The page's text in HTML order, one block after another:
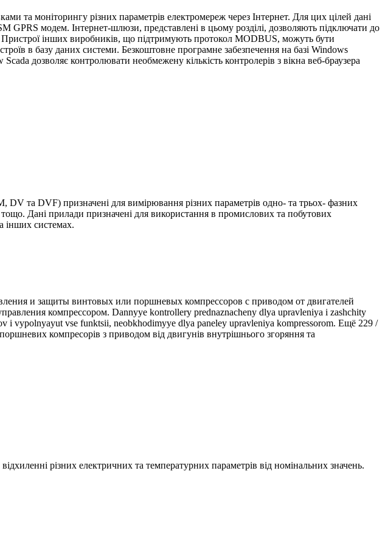
та моніторингу різних параметрів електромереж через Інтернет. Для цих цілей дані
GPRS модем. Інтернет-шлюзи, представлені в цьому розділі, дозволяють підключати до
інших виробників, що підтримують протокол MODBUS, можуть бути
в базу даних системи. Безкоштовне програмне забезпечення на базі Windows
дозволяє контролювати необмежену кількість контролерів з вікна веб-браузера
та DVF) призначені для вимірювання різних параметрів одно- та трьох- фазних
Дані прилади призначені для використання в промислових та побутових
інших системах.
и защиты винтовых или поршневых компрессоров с приводом от двигателей
компрессором. Dannyye kontrollery prednaznacheny dlya upravleniya i zashchity
i vypolnyayut vse funktsii, neobkhodimyye dlya paneley upravleniya kompressorom. Ещё 229 /
компресорів з приводом від двигунів внутрішнього згоряння та
різних електричних та температурних параметрів від номінальних значень.